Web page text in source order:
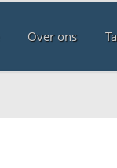
Over ons